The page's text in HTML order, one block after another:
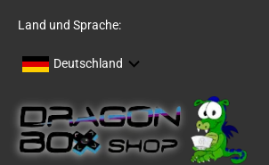
Land und Sprache:
Deutschland